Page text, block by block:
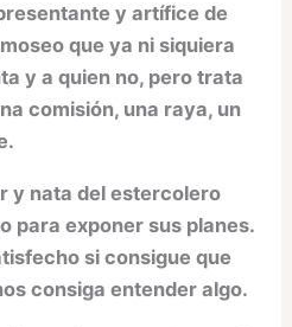
y artífice de
que ya ni siquiera
y a quien no, pero trata
comisión, una raya, un
y nata del estercolero
para exponer sus planes.
si consigue que
consiga entender algo.